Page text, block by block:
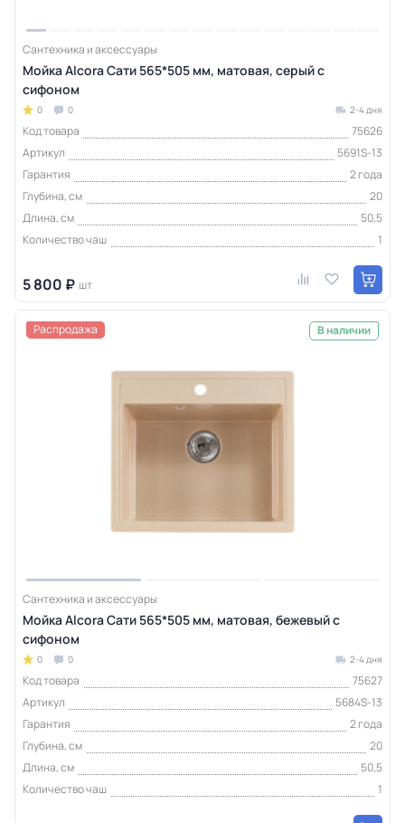
Сантехника и аксессуары
Мойка Alcora Сати 565*505 мм, матовая, серый с
сифоном
0 0 2-4 дня
Код товара
75626
Артикул
5691S-13
Гарантия
2 года
Глубина, см
20
Длина, см
50,5
Количество чаш
1
5 800 ₽ шт
Распродажа В наличии
Сантехника и аксессуары
Мойка Alcora Сати 565*505 мм, матовая, бежевый с
сифоном
0 0 2-4 дня
Код товара
75627
Артикул
5684S-13
Гарантия
2 года
Глубина, см
20
Длина, см
50,5
Количество чаш
1